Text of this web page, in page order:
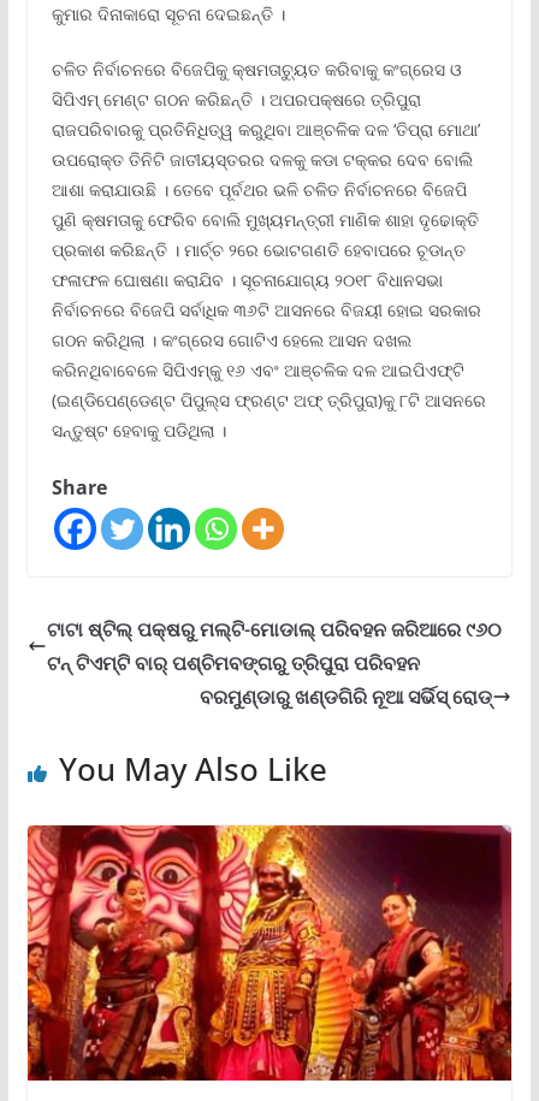
କୁମାର ଦିନାକାରୋ ସୂଚନା ଦେଇଛନ୍ତି ।
ଚଳିତ ନିର୍ବାଚନରେ ବିଜେପିକୁ କ୍ଷମତାଚ୍ୟୁତ କରିବାକୁ କଂଗ୍ରେସ ଓ
ସିପିଏମ୍ ମେଣ୍ଟ ଗଠନ କରିଛନ୍ତି । ଅପରପକ୍ଷରେ ତ୍ରିପୁରା
ରାଜପରିବାରକୁ ପ୍ରତିନିଧିତ୍ୱ କରୁଥିବା ଆଞ୍ଚଳିକ ଦଳ ‘ତିପ୍ରା ମୋଥା’
ଉପରୋକ୍ତ ତିନିଟି ଜାତୀୟସ୍ତରର ଦଳକୁ କଡା ଟକ୍କର ଦେବ ବୋଲି
ଆଶା କରାଯାଉଛି । ତେବେ ପୂର୍ବଥର ଭଳି ଚଳିତ ନିର୍ବାଚନରେ ବିଜେପି
ପୁଣି କ୍ଷମତାକୁ ଫେରିବ ବୋଲି ମୁଖ୍ୟମନ୍ତ୍ରୀ ମାଣିକ ଶାହା ଦୃଢୋକ୍ତି
ପ୍ରକାଶ କରିଛନ୍ତି । ମାର୍ଚ୍ଚ ୨ରେ ଭୋଟଗଣତି ହେବାପରେ ଚୂଡାନ୍ତ
ଫଳାଫଳ ଘୋଷଣା କରାଯିବ । ସୂଚନାଯୋଗ୍ୟ ୨୦୧୮ ବିଧାନସଭା
ନିର୍ବାଚନରେ ବିଜେପି ସର୍ବାଧିକ ୩୬ଟି ଆସନରେ ବିଜୟୀ ହୋଇ ସରକାର
ଗଠନ କରିଥିଲା । କଂଗ୍ରେସ ଗୋଟିଏ ହେଲେ ଆସନ ଦଖଲ
କରିନଥିବାବେଳେ ସିପିଏମ୍‌କୁ ୧୬ ଏବଂ ଆଞ୍ଚଳିକ ଦଳ ଆଇପିଏଫ୍‌ଟି
(ଇଣ୍ଡିପେଣ୍ଡେଣ୍ଟ ପିପୁଲ୍‌ସ ଫ୍ରଣ୍ଟ ଅଫ୍ ତ୍ରିପୁରା)କୁ ୮ଟି ଆସନରେ
ସନ୍ତୁଷ୍ଟ ହେବାକୁ ପଡିଥିଲା ।
Share
ଟାଟା ଷ୍ଟିଲ୍ ପକ୍ଷରୁ ମଲ୍‌ଟି-ମୋଡାଲ୍ ପରିବହନ ଜରିଆରେ ୯୬୦
ଟନ୍ ଟିଏମ୍‌ଟି ବାର୍ ପଶ୍ଚିମବଙ୍ଗରୁ ତ୍ରିପୁରା ପରିବହନ
ବରମୁଣ୍ଡାରୁ ଖଣ୍ଡଗିରି ନୂଆ ସର୍ଭିସ୍‌ ରୋଡ୍‌
You May Also Like